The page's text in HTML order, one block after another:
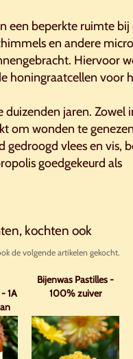
een beperkte ruimte bij
en andere
Hiervoor
honingraatcellen voor
jaren. Zowel
om wonden te
vlees en vis,
goedgekeurd als
kochten ook
de volgende artikelen gekocht.
1A
Bijenwas Pastilles -
100% zuiver